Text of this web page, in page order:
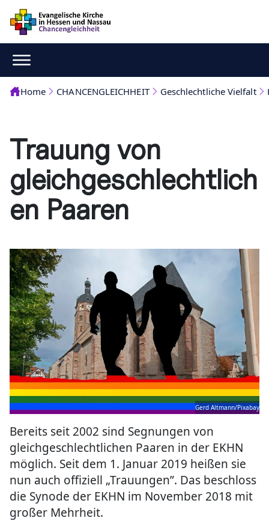
Home CHANCENGLEICHHEIT Geschlechtliche Vielfalt
Trauung von
gleichgeschlechtlich
en Paaren
Gerd Altmann/Pixabay
Bereits seit 2002 sind Segnungen von
gleichgeschlechtlichen Paaren in der EKHN
möglich. Seit dem 1. Januar 2019 heißen sie
nun auch offiziell „Trauungen”. Das beschloss
die Synode der EKHN im November 2018 mit
großer Mehrheit.